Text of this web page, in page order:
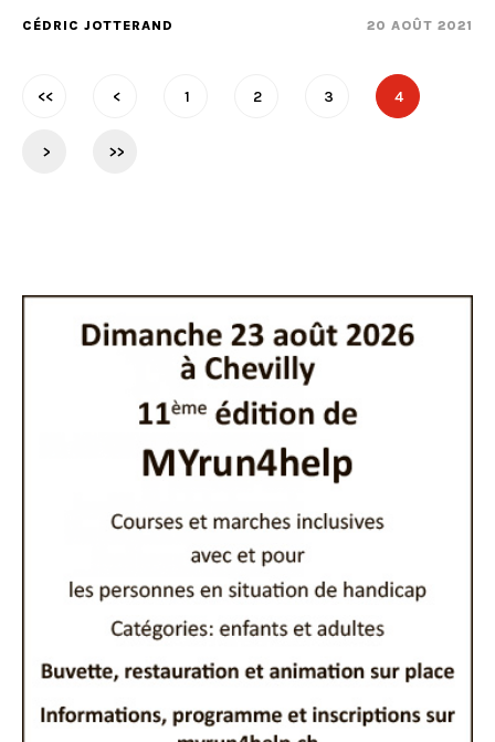
CÉDRIC JOTTERAND 20 AOÛT 2021
<< < 1 2 3 4
> >>